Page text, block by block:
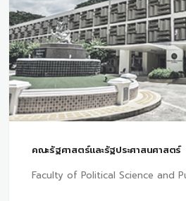
คณะรัฐศาสตร์และรัฐประศาสนศาสตร์
Faculty of Political Science and